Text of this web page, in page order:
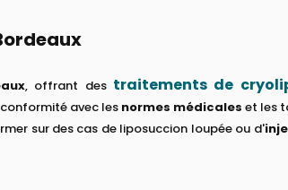
, offrant des traitements de
avec les normes médicales et les
sur des cas de liposuccion loupée ou d'